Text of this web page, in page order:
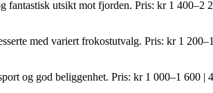
fantastisk utsikt mot fjorden. Pris: kr 1 400–2
med variert frokostutvalg. Pris: kr 1
og god beliggenhet. Pris: kr 1 000–1 600 |